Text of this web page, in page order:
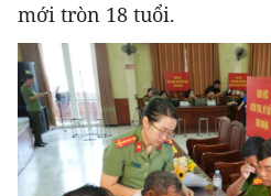
mới tròn 18 tuổi.